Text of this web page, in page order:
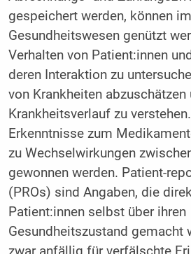
gespeichert werden, können im
Gesundheitswesen genützt
Verhalten von Patient:innen
deren Interaktion zu
von Krankheiten abzuschätzen
Krankheitsverlauf zu
Erkenntnisse zum
zu Wechselwirkungen
gewonnen werden. Patient-
(PROs) sind Angaben, die
Patient:innen selbst über ihren
Gesundheitszustand gemacht